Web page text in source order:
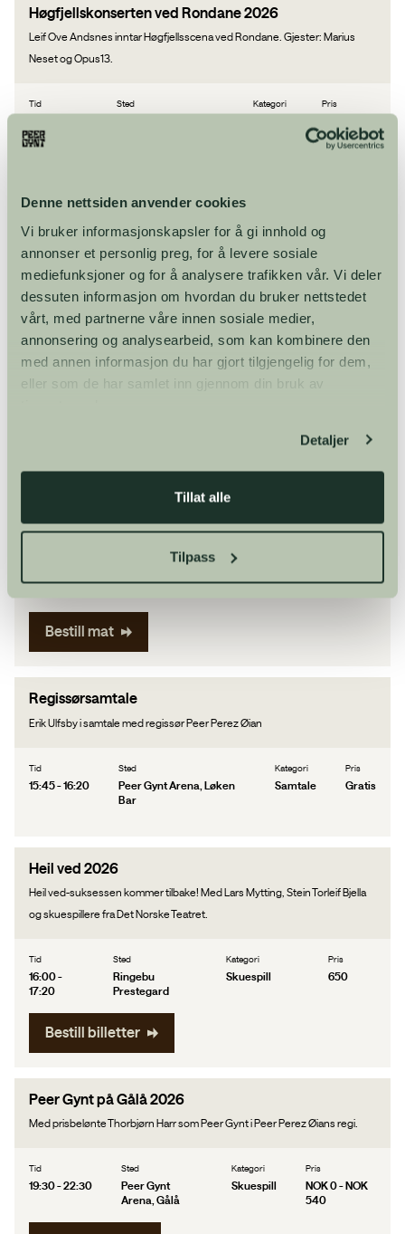
Denne nettsiden anvender cookies
Vi bruker informasjonskapsler for å gi innhold og
annonser et personlig preg, for å levere sosiale
mediefunksjoner og for å analysere trafikken vår. Vi deler
dessuten informasjon om hvordan du bruker nettstedet
vårt, med partnerne våre innen sosiale medier,
annonsering og analysearbeid, som kan kombinere den
med annen informasjon du har gjort tilgjengelig for dem,
eller som de har samlet inn gjennom din bruk av
Detaljer
Tillat alle
Tilpass
Høgfjellskonserten ved Rondane 2026
Leif Ove Andsnes inntar Høgfjellsscena ved Rondane. Gjester: Marius
Neset og Opus13.
Tid
14:30
Sted Kategori Pris
NOK 650
Peeropolis
Ny forestilling med stjernetrioen Maria Kristine Hildonen, Sjur Miljeteig og
Elisabeth Mørland Nesset.
14:00 - 15:10
Peeropolis Scene,
Peer Gynt Arena,
Skuespill 650
Middag og pauseservering
Lad opp til Peer Gynt-forestillingen i et av våre serveringssteder.
Bestill mat
Regissørsamtale
Erik Ulfsby i samtale med regissør Peer Perez Øian
Tid
15:45 - 16:20
Sted
Peer Gynt Arena, Løken
Bar
Kategori
Samtale
Pris
Gratis
Heil ved 2026
Heil ved-suksessen kommer tilbake! Med Lars Mytting, Stein Torleif Bjella
og skuespillere fra Det Norske Teatret.
Tid
16:00 -
17:20
Sted
Ringebu
Prestegard
Kategori
Skuespill
Pris
650
Bestill billetter
Peer Gynt på Gålå 2026
Med prisbelønte Thorbjørn Harr som Peer Gynt i Peer Perez Øians regi.
Tid
19:30 - 22:30
Sted
Peer Gynt
Arena, Gålå
Kategori
Skuespill
Pris
NOK 0 - NOK
540